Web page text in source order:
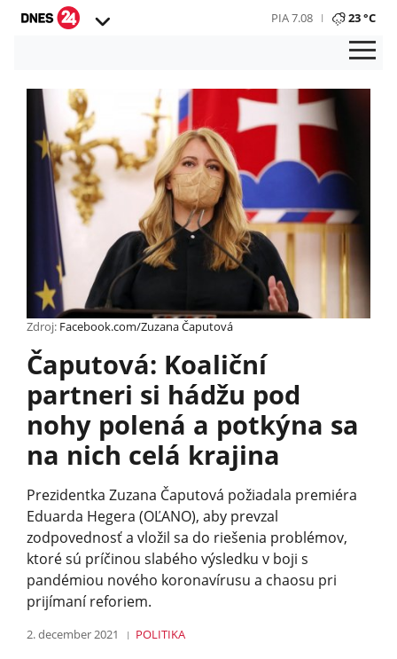
PIA 7.08 23 °C
Zdroj: Facebook.com/Zuzana Čaputová
Čaputová: Koaliční
partneri si hádžu pod
nohy polená a potkýna sa
na nich celá krajina
Prezidentka Zuzana Čaputová požiadala premiéra
Eduarda Hegera (OĽANO), aby prevzal
zodpovednosť a vložil sa do riešenia problémov,
ktoré sú príčinou slabého výsledku v boji s
pandémiou nového koronavírusu a chaosu pri
prijímaní reforiem.
2. december 2021 POLITIKA